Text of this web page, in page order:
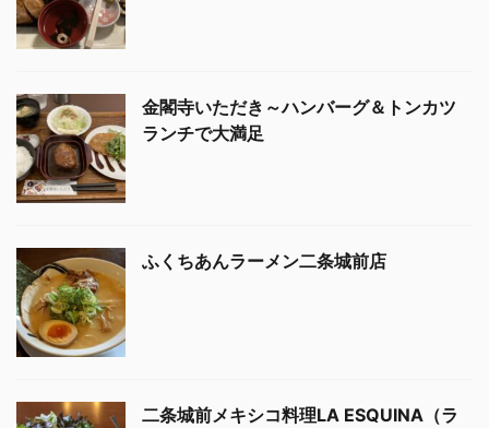
金閣寺いただき～ハンバーグ＆トンカツ
ランチで大満足
ふくちあんラーメン二条城前店
二条城前メキシコ料理LA ESQUINA（ラ